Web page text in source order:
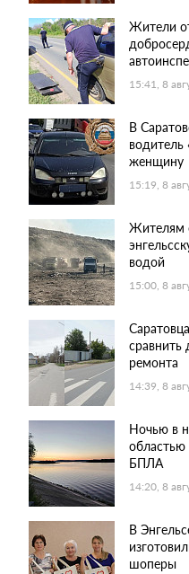
Жители
15:41, 8
В
водитель
женщину
15:19, 8
Жителям
водой
15:00, 8
сравнить
ремонта
14:39, 8
Ночью в
областью
БПЛА
14:20, 8
В
шоперы